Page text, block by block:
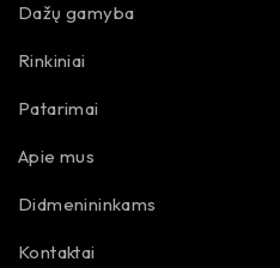
Dažų gamyba
Rinkiniai
Patarimai
Apie mus
Didmenininkams
Kontaktai